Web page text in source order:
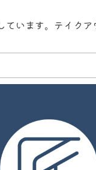
ています。テイクア